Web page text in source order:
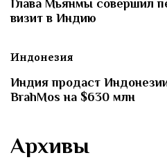
Глава Мьянмы совершил
визит в Индию
Индонезия
Индия продаст
BrahMos на $630 млн
Архивы